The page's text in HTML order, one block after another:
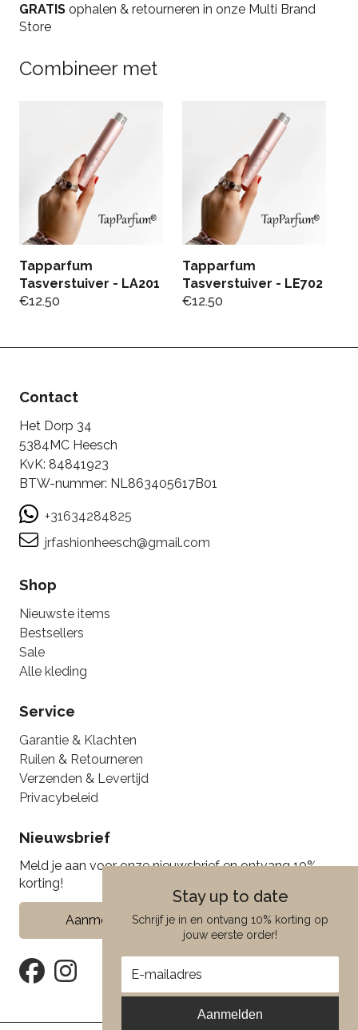
GRATIS ophalen & retourneren in onze Multi Brand
Store
Combineer met
Tapparfum
Tasverstuiver - LA201
€12.50
Tapparfum
Tasverstuiver - LE702
€12.50
Stay up to date
Schrijf je in en ontvang 10% korting op
jouw eerste order!
Aanmelden
Contact
Het Dorp 34
5384MC Heesch
KvK: 84841923
BTW-nummer: NL863405617B01
+31634284825
jrfashionheesch@gmail.com
Shop
Nieuwste items
Bestsellers
Sale
Alle kleding
Service
Garantie & Klachten
Ruilen & Retourneren
Verzenden & Levertijd
Privacybeleid
Nieuwsbrief
Meld je aan voor onze nieuwsbrief en ontvang 10%
korting!
Aanmelden